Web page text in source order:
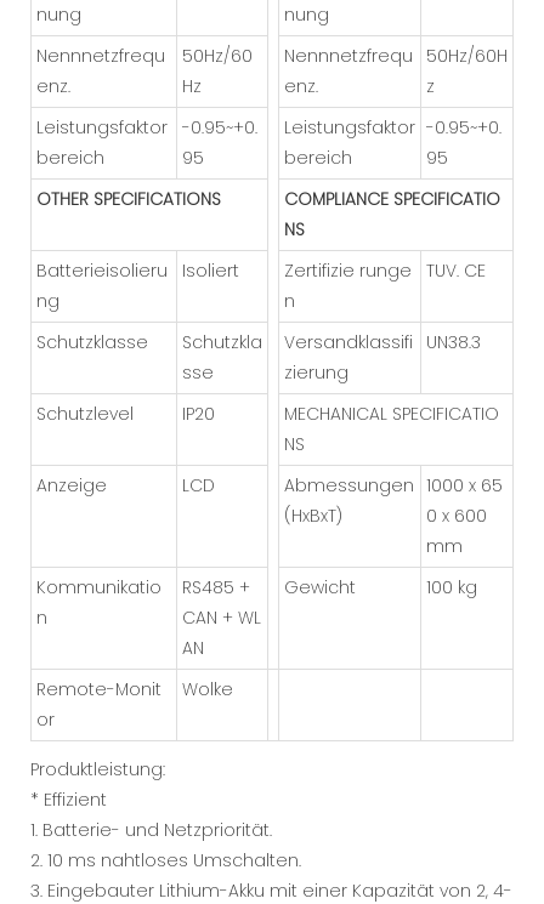
nung
nung
Nennnetzfrequ
enz.
50Hz/60
Hz
Nennnetzfrequ
enz.
50Hz/60H
z
Leistungsfaktor
bereich
-0.95~+0.
95
Leistungsfaktor
bereich
-0.95~+0.
95
OTHER SPECIFICATIONS
COMPLIANCE SPECIFICATIO
NS
Batterieisolieru
ng
Isoliert
Zertifizie runge
n
TUV. CE
Schutzklasse
Schutzkla
sse
Versandklassifi
zierung
UN38.3
Schutzlevel IP20
MECHANICAL SPECIFICATIO
NS
Anzeige
LCD
Abmessungen
(HxBxT)
1000 x 65
0 x 600
mm
Kommunikatio
n
RS485 +
CAN + WL
AN
Gewicht 100 kg
Remote-Monit
or
Wolke
Produktleistung:
* Effizient
1. Batterie- und Netzpriorität.
2. 10 ms nahtloses Umschalten.
3. Eingebauter Lithium-Akku mit einer Kapazität von 2, 4-